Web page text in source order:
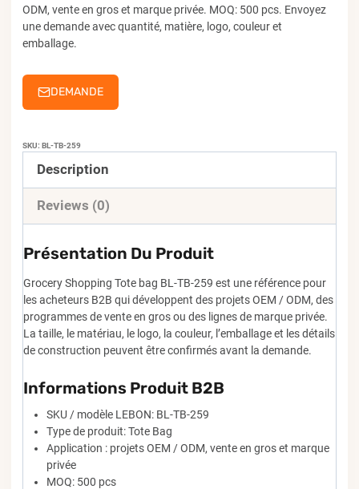
ODM, vente en gros et marque privée. MOQ: 500 pcs. Envoyez
une demande avec quantité, matière, logo, couleur et
emballage.
DEMANDE
SKU: BL-TB-259
Description
Reviews (0)
Présentation Du Produit
Grocery Shopping Tote bag BL-TB-259 est une référence pour
les acheteurs B2B qui développent des projets OEM / ODM, des
programmes de vente en gros ou des lignes de marque privée.
La taille, le matériau, le logo, la couleur, l’emballage et les détails
de construction peuvent être confirmés avant la demande.
Informations Produit B2B
SKU / modèle LEBON: BL-TB-259
Type de produit: Tote Bag
Application : projets OEM / ODM, vente en gros et marque
privée
MOQ: 500 pcs